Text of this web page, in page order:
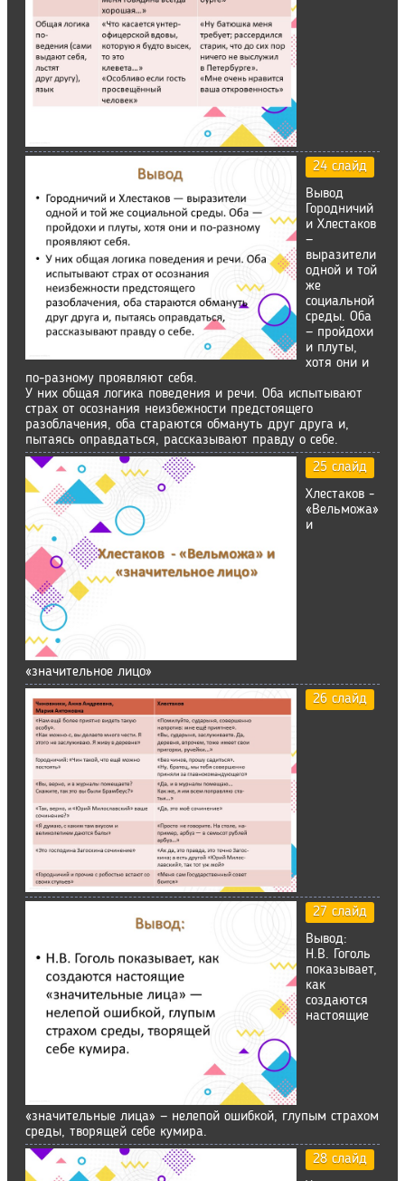
24 слайд
Вывод
Городничий
и Хлестаков
—
выразители
одной и той
же
социальной
среды. Оба
— пройдохи
и плуты,
хотя они и
по-разному проявляют себя.
У них общая логика поведения и речи. Оба испытывают
страх от осознания неизбежности предстоящего
разоблачения, оба стараются обмануть друг друга и,
пытаясь оправдаться, рассказывают правду о себе.
25 слайд
Хлестаков -
«Вельможа»
и
«значительное лицо»
26 слайд
27 слайд
Вывод:
Н.В. Гоголь
показывает,
как
создаются
настоящие
«значительные лица» — нелепой ошибкой, глупым страхом
среды, творящей себе кумира.
28 слайд